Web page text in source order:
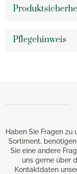
Pflegehinweis
Haben Sie Fragen zu
Sortiment,
Sie eine andere
uns gerne über
Kontaktdaten